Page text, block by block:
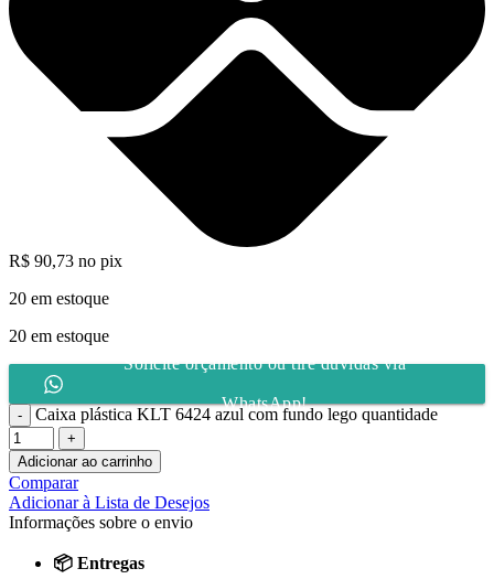
R$ 90,73 no pix
20 em estoque
20 em estoque
Solicite orçamento ou tire dúvidas via
WhatsApp!
Caixa plástica KLT 6424 azul com fundo lego quantidade
Adicionar ao carrinho
Comparar
Adicionar à Lista de Desejos
Informações sobre o envio
📦 Entregas